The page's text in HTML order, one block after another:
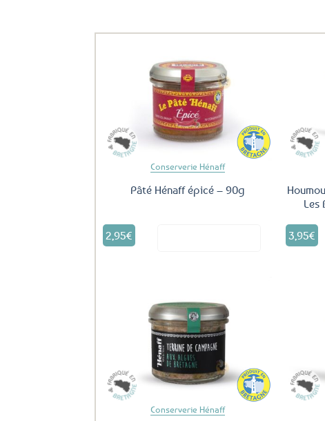
Conserverie Hénaff
Pâté Hénaff épicé – 90g
2,95€
Les
3,95€
Conserverie Hénaff